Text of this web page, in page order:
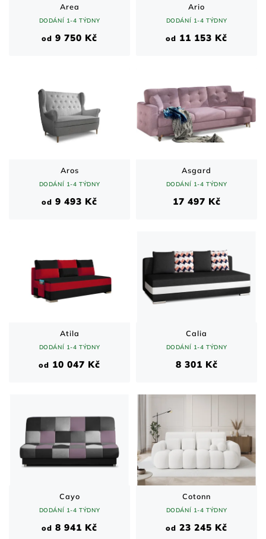
Area
DODÁNÍ 1-4 TÝDNY
od 9 750 Kč
Ario
DODÁNÍ 1-4 TÝDNY
od 11 153 Kč
Aros
DODÁNÍ 1-4 TÝDNY
od 9 493 Kč
Asgard
DODÁNÍ 1-4 TÝDNY
17 497 Kč
Atila
DODÁNÍ 1-4 TÝDNY
od 10 047 Kč
Calia
DODÁNÍ 1-4 TÝDNY
8 301 Kč
Cayo
DODÁNÍ 1-4 TÝDNY
od 8 941 Kč
Cotonn
DODÁNÍ 1-4 TÝDNY
od 23 245 Kč